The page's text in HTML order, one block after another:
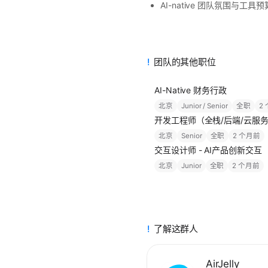
AI-native 团队氛围与工具预
团队的其他职位
AI-Native 财务行政
北京 Junior / Senior 全职 2
开发工程师（全栈/后端/云服务
北京 Senior 全职 2 个月前
交互设计师 - AI产品创新交互
北京 Junior 全职 2 个月前
了解这群人
AirJelly